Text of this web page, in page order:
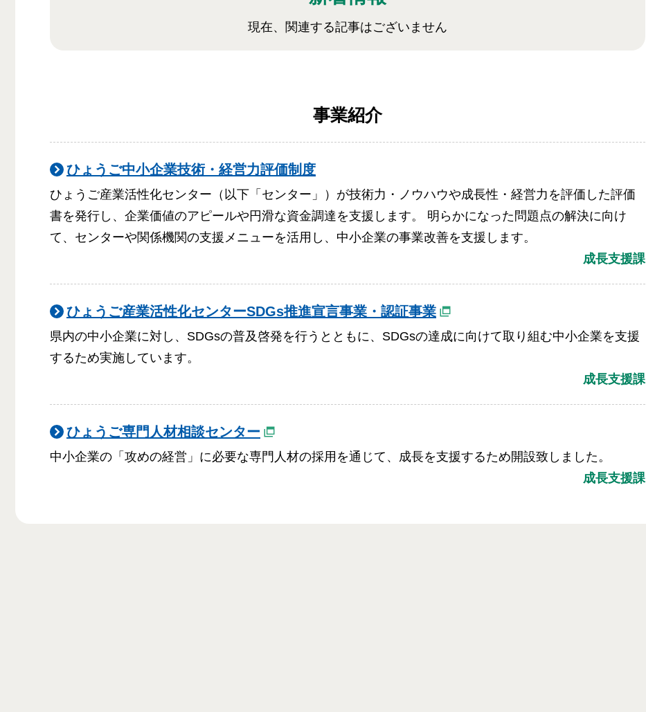
現在、関連する記事はございません
事業紹介
ひょうご中小企業技術・経営力評価制度
ひょうご産業活性化センター（以下「センター」）が技術力・ノウハウや成長性・経営力を評価した評価
書を発行し、企業価値のアピールや円滑な資金調達を支援します。 明らかになった問題点の解決に向け
て、センターや関係機関の支援メニューを活用し、中小企業の事業改善を支援します。
成長支援課
ひょうご産業活性化センターSDGs推進宣言事業・認証事業
県内の中小企業に対し、SDGsの普及啓発を行うとともに、SDGsの達成に向けて取り組む中小企業を支援
するため実施しています。
成長支援課
ひょうご専門人材相談センター
中小企業の「攻めの経営」に必要な専門人材の採用を通じて、成長を支援するため開設致しました。
成長支援課